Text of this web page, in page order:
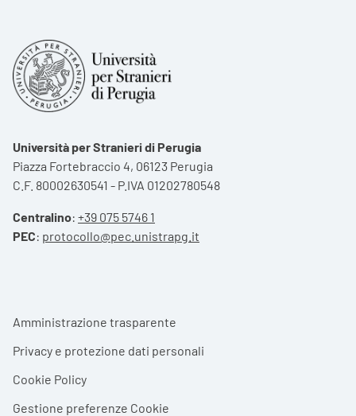
Università per Stranieri di Perugia
Piazza Fortebraccio 4, 06123 Perugia
C.F. 80002630541 - P.IVA 01202780548
Centralino: +39 075 5746 1
PEC: protocollo@pec.unistrapg.it
Footer menu
Amministrazione trasparente
Privacy e protezione dati personali
Cookie Policy
Gestione preferenze Cookie